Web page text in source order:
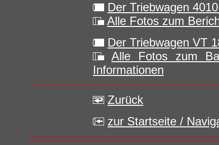
Der Triebwagen
Alle Fotos zum
Der Triebwagen VT
Alle Fotos zum
Informationen
Zurück
zur Startseite /